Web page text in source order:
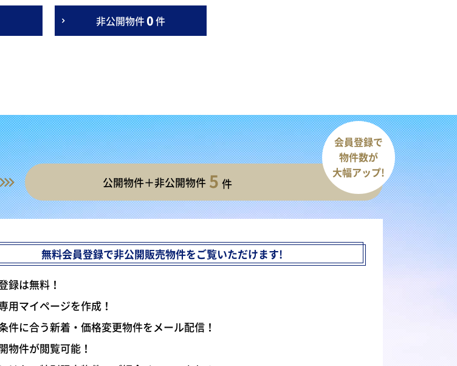
非公開物件0件
公開物件＋非公開物件 5 件
会員登録で
物件数が
大幅アップ!
無料会員登録で非公開販売物件をご覧いただけます!
録は無料！
用マイページを作成！
件に合う新着・価格変更物件をメール配信！
物件が閲覧可能！